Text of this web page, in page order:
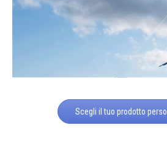
Scegli il tuo prodotto